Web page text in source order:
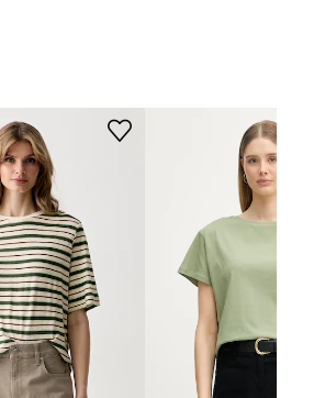
Rozmiary prezentowane w sklepie
zostały przeliczone na standardową,
europejską tabelę rozmiarową. Na
metce dostarczonego produktu
znajduje się oryginalne oznaczenie
producenta.
Tabela rozmiarów